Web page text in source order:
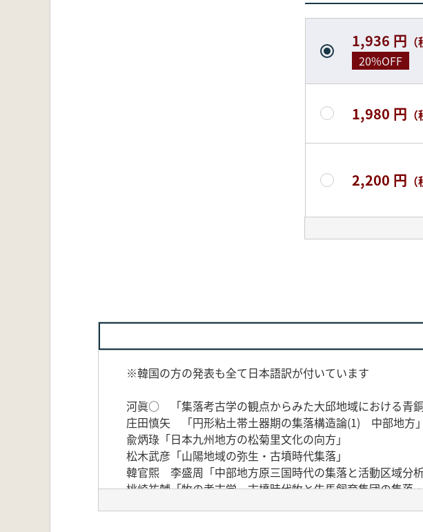
1,936 円
20%OFF
1,980 円
2,200 円
※韓国の方の発表も全て日本語訳が付いています
河眞○ 「集落考古学の観点からみた大邱地域における青銅
庄田慎矢 「円形粘土帯土器期の集落構造論(1) 中部地方」
兪炳琭「日本九州地方の松菊里文化の向方」
松木武彦「山陽地域の弥生・古墳時代集落」
韓官熙 李盛周「中部地方原三国時代の集落と活動区域分析
桃崎祐輔「牧の考古学 古墳時代牧と牛馬飼育集団の集落